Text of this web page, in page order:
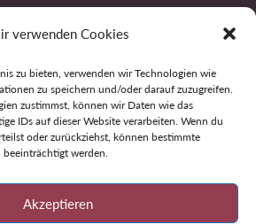
verwenden Cookies
zu bieten, verwenden wir Technologien wie
zu speichern und/oder darauf zuzugreifen.
zustimmst, können wir Daten wie das
IDs auf dieser Website verarbeiten. Wenn du
oder zurückziehst, können bestimmte
werden.
Akzeptieren
IMPRESSUM
AGB